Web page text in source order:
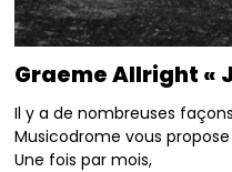
Graeme Allright «
Il y a de nombreuses
Musicodrome vous
Une fois par mois,